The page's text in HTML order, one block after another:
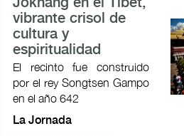
Jokhang en el Tíbet,
vibrante crisol de
cultura y
espiritualidad
El recinto fue construido
por el rey Songtsen Gampo
en el año 642
La Jornada